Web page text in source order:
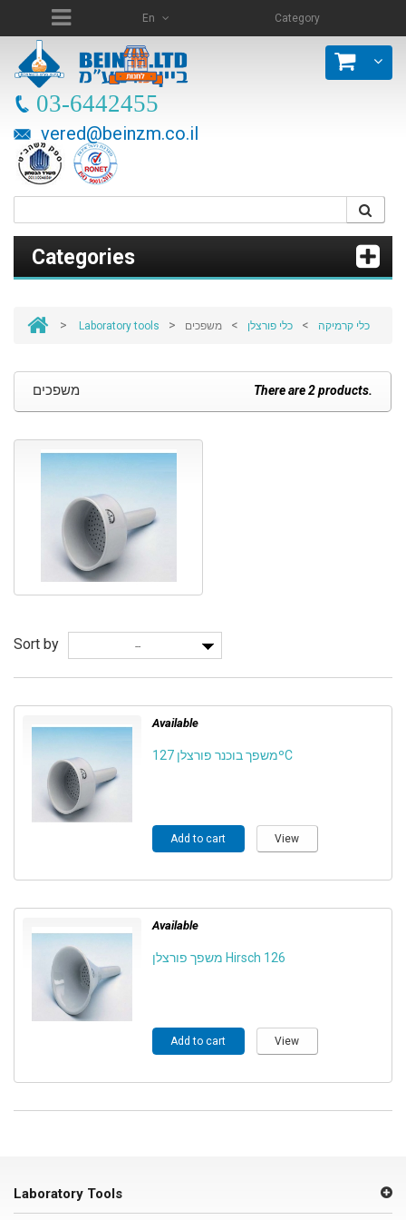
En Category
03-6442455
vered@beinzm.co.il
Categories
> Laboratory tools > כלי קרמיקה > כלי פורצלן > משפכים
משפכים There are 2 products.
Sort by --
Available
משפך בוכנר פורצלן 127ºC
Add to cart View
Available
משפך פורצלן Hirsch 126
Add to cart View
Laboratory Tools